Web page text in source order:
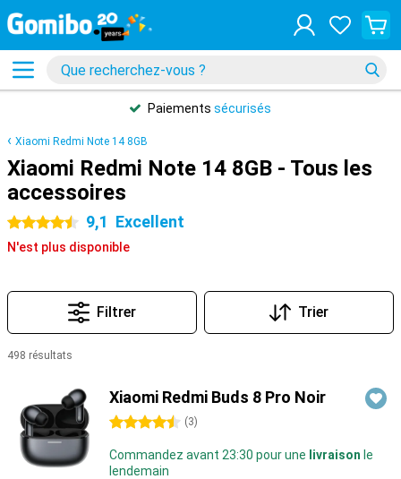
Paiements sécurisés
Xiaomi Redmi Note 14 8GB
Xiaomi Redmi Note 14 8GB - Tous les
accessoires
4.5 étoiles 9,1 Excellent
N'est plus disponible
Filtrer Trier
498 résultats
Xiaomi Redmi Buds 8 Pro Noir
4.5 étoiles (3)
Commandez avant 23:30 pour une livraison le
lendemain